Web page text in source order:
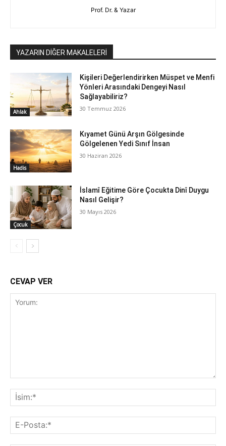
Prof. Dr. & Yazar
YAZARIN DİĞER MAKALELERİ
Ahlak
Kişileri Değerlendirirken Müspet ve Menfi
Yönleri Arasındaki Dengeyi Nasıl
Sağlayabiliriz?
30 Temmuz 2026
Hadis
Kıyamet Günü Arşın Gölgesinde
Gölgelenen Yedi Sınıf İnsan
30 Haziran 2026
Çocuk
İslamî Eğitime Göre Çocukta Dinî Duygu
Nasıl Gelişir?
30 Mayıs 2026
CEVAP VER